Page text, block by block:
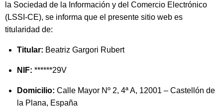
la Sociedad de la Información y del Comercio Electrónico
(LSSI-CE), se informa que el presente sitio web es
titularidad de:
Titular: Beatriz Gargori Rubert
NIF: ******29V
Domicilio: Calle Mayor Nº 2, 4ª A, 12001 – Castellón de
la Plana, España